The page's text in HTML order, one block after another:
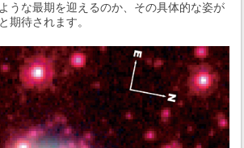
うな最期を迎えるのか、その具体的な姿が
期待されます。